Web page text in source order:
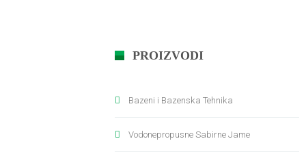
PROIZVODI
Bazeni i Bazenska Tehnika
Vodonepropusne Sabirne Jame